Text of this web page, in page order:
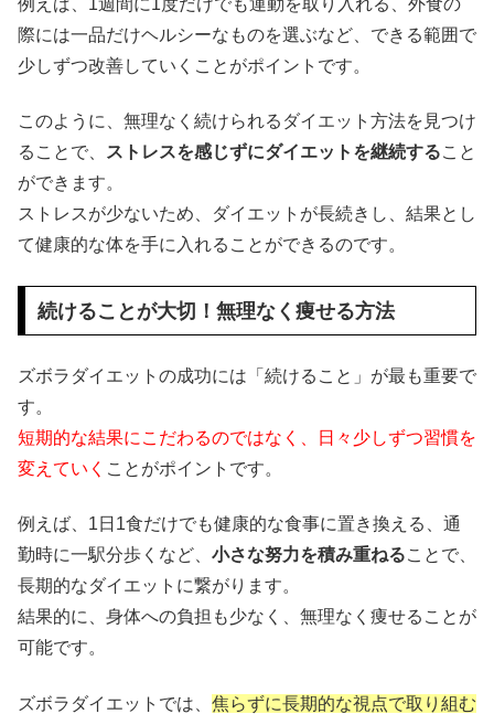
例えば、1週間に1度だけでも運動を取り入れる、外食の
際には一品だけヘルシーなものを選ぶなど、できる範囲で
少しずつ改善していくことがポイントです。
このように、無理なく続けられるダイエット方法を見つけ
ることで、
ストレスを感じずにダイエットを継続すること
ができます。
ストレスが少ないため、ダイエットが長続きし、結果とし
て健康的な体を手に入れることができるのです。
続けることが大切！無理なく痩せる方法
ズボラダイエットの成功には「続けること」が最も重要で
す。
短期的な結果にこだわるのではなく、日々少しずつ習慣を
変えていく ことがポイントです。
例えば、1日1食だけでも健康的な食事に置き換える、通
勤時に一駅分歩くなど、 小さな努力を積み重ねることで、
長期的なダイエットに繋がります。
結果的に、身体への負担も少なく、無理なく痩せることが
可能です。
ズボラダイエットでは、 焦らずに長期的な視点で取り組む